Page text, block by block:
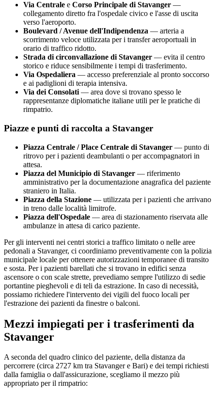
Via Centrale e Corso Principale di Stavanger —
collegamento diretto fra l'ospedale civico e l'asse di uscita
verso l'aeroporto.
Boulevard / Avenue dell'Indipendenza — arteria a
scorrimento veloce utilizzata per i transfer aeroportuali in
orario di traffico ridotto.
Strada di circonvallazione di Stavanger — evita il centro
storico e riduce sensibilmente i tempi di trasferimento.
Via Ospedaliera — accesso preferenziale al pronto soccorso
e ai padiglioni di terapia intensiva.
Via dei Consolati — area dove si trovano spesso le
rappresentanze diplomatiche italiane utili per le pratiche di
rimpatrio.
Piazze e punti di raccolta a Stavanger
Piazza Centrale / Place Centrale di Stavanger — punto di
ritrovo per i pazienti deambulanti o per accompagnatori in
attesa.
Piazza del Municipio di Stavanger — riferimento
amministrativo per la documentazione anagrafica del paziente
straniero in Italia.
Piazza della Stazione — utilizzata per i pazienti che arrivano
in treno dalle località limitrofe.
Piazza dell'Ospedale — area di stazionamento riservata alle
ambulanze in attesa di carico paziente.
Per gli interventi nei centri storici a traffico limitato o nelle aree
pedonali a Stavanger, ci coordiniamo preventivamente con la polizia
municipale locale per ottenere autorizzazioni temporanee di transito
e sosta. Per i pazienti barellati che si trovano in edifici senza
ascensore o con scale strette, prevediamo sempre l'utilizzo di sedie
portantine pieghevoli e di teli da estrazione. In caso di necessità,
possiamo richiedere l'intervento dei vigili del fuoco locali per
l'estrazione dei pazienti da finestre o balconi.
Mezzi impiegati per i trasferimenti da
Stavanger
A seconda del quadro clinico del paziente, della distanza da
percorrere (circa 2727 km tra Stavangere Bari) e dei tempi richiesti
dalla famiglia o dall'assicurazione, scegliamo il mezzo più
appropriato per il rimpatrio: